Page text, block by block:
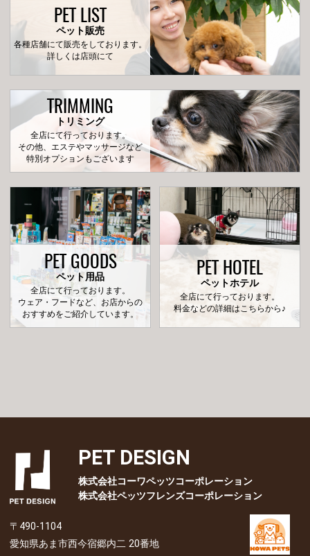
PET LIST
ペット販売
各種店舗にて販売をしております。
詳しくは店頭にて
TRIMMING
トリミング
全店にて行っております。
その他、エステやマッサージなど
特別オプションもございます
PET GOODS
ペット用品
全店にて行っております。
ウェア・フードなど、お店からの
おすすめをご紹介しています。
PET HOTEL
ペットホテル
全店にて行っております。
料金などの詳細はこちらから♪
PET DESIGN
株式会社コーワペッツコーポレーション
株式会社ペッツフレンズコーポレーション
〒490-1104
愛知県あま市西今宿郷内二 20番地